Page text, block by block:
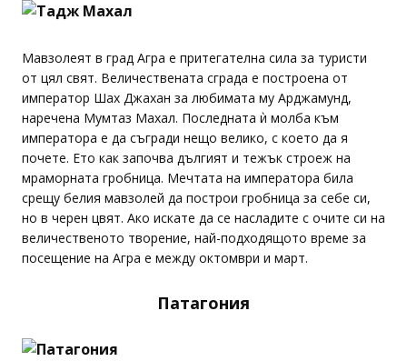
Мавзолеят в град Агра е притегателна сила за туристи
от цял свят. Величествената сграда е построена от
император Шах Джахан за любимата му Арджамунд,
наречена Мумтаз Махал. Последната ѝ молба към
императора е да съгради нещо велико, с което да я
почете. Ето как започва дългият и тежък строеж на
мраморната гробница. Мечтата на императора била
срещу белия мавзолей да построи гробница за себе си,
но в черен цвят. Ако искате да се насладите с очите си на
величественото творение, най-подходящото време за
посещение на Агра е между октомври и март.
Патагония